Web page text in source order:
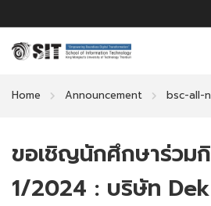
Home Announcement bsc-all-
ขอเชิญนักศึกษาร่วม
1/2024 : บริษัท